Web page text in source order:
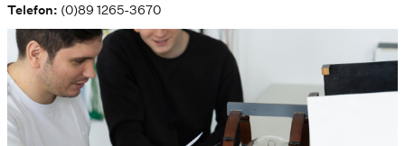
Telefon: (0)89 1265-3670